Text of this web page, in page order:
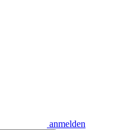
anmelden